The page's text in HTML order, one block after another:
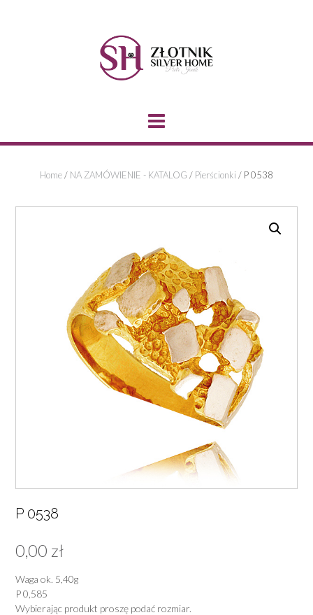
Home/ NA ZAMÓWIENIE - KATALOG / Pierścionki / P 0538
P 0538
0,00 zł
Waga ok. 5,40g
P 0,585
Wybierając produkt proszę podać rozmiar.